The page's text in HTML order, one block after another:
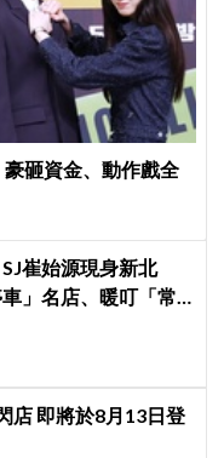
砸資金、動作戲全
崔始源現身新北
車」名店、暖叮「常
店 即將於8月13日登